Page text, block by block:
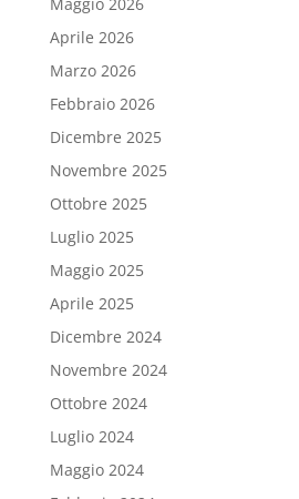
Aprile 2026
Marzo 2026
Febbraio 2026
Dicembre 2025
Novembre 2025
Ottobre 2025
Luglio 2025
Maggio 2025
Aprile 2025
Dicembre 2024
Novembre 2024
Ottobre 2024
Luglio 2024
Maggio 2024